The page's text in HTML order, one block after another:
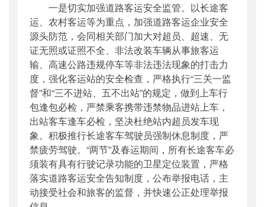
一是切实加强道路客运安全监管。以长途客
运、农村客运等为重点，加强道路客运企业安全
源头防范，会同相关部门加大对超员、超速、无
证无照或证照不全、非法改装车辆从事旅客运
输、高速公路违规停车等非法违法现象的打击力
度，强化客运站的安全检查，严格执行“三关一监
督”和“三不进站、五不出站”的规定，做到上车行
包逢包必检，严禁乘客携带违禁物品进站上车，
出站客车逢车必检，坚决杜绝站内超员发车现
象。积极推行长途客车驾驶员强制休息制度，严
禁疲劳驾驶。“两节”及春运期间，所有长途客车必
须装有具有行驶记录功能的卫星定位装置，严格
落实道路客运安全告知制度，公布举报电话，主
动接受社会和旅客的监督，并快速公正处理举报